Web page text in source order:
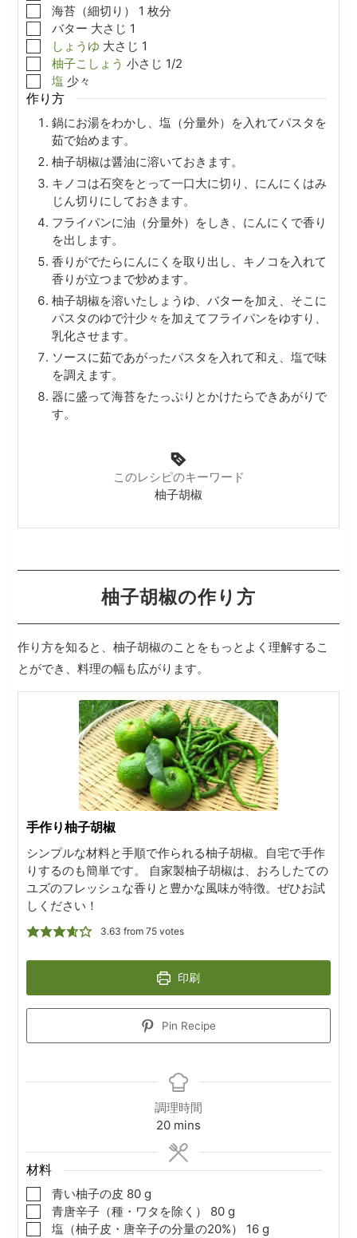
▢
海苔（細切り） 1 枚分
▢
バター 大さじ 1
▢しょうゆ 大さじ 1
▢
柚子こしょう 小さじ 1/2
▢
塩 少々
作り方
鍋にお湯をわかし、塩（分量外）を入れてパスタを
茹で始めます。
柚子胡椒は醤油に溶いておきます。
キノコは石突をとって一口大に切り、にんにくはみ
じん切りにしておきます。
フライパンに油（分量外）をしき、にんにくで香り
を出します。
香りがでたらにんにくを取り出し、キノコを入れて
香りが立つまで炒めます。
柚子胡椒を溶いたしょうゆ、バターを加え、そこに
パスタのゆで汁少々を加えてフライパンをゆすり、
乳化させます。
ソースに茹であがったパスタを入れて和え、塩で味
を調えます。
器に盛って海苔をたっぷりとかけたらできあがりで
す。
このレシピのキーワード
柚子胡椒
柚子胡椒の作り方
作り方を知ると、柚子胡椒のことをもっとよく理解するこ
とができ、料理の幅も広がります。
手作り柚子胡椒
シンプルな材料と手順で作られる柚子胡椒。自宅で手作
りするのも簡単です。 自家製柚子胡椒は、おろしたての
ユズのフレッシュな香りと豊かな風味が特徴。ぜひお試
しください！
3.63 from 75votes
印刷
Pin Recipe
調理時間
20minutes
mins
材料
▢
青い柚子の皮 80 g
▢
青唐辛子（種・ワタを除く） 80 g
▢
塩（柚子皮・唐辛子の分量の20%） 16 g